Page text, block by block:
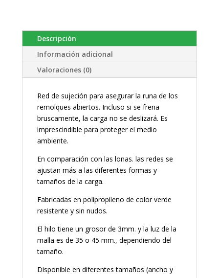
Descripción
Información adicional
Valoraciones (0)
Red de sujeción para asegurar la runa de los
remolques abiertos. Incluso si se frena
bruscamente, la carga no se deslizará. Es
imprescindible para proteger el medio
ambiente.
En comparación con las lonas. las redes se
ajustan más a las diferentes formas y
tamaños de la carga.
Fabricadas en polipropileno de color verde
resistente y sin nudos.
El hilo tiene un grosor de 3mm. y la luz de la
malla es de 35 o 45 mm., dependiendo del
tamaño.
Disponible en diferentes tamaños (ancho y